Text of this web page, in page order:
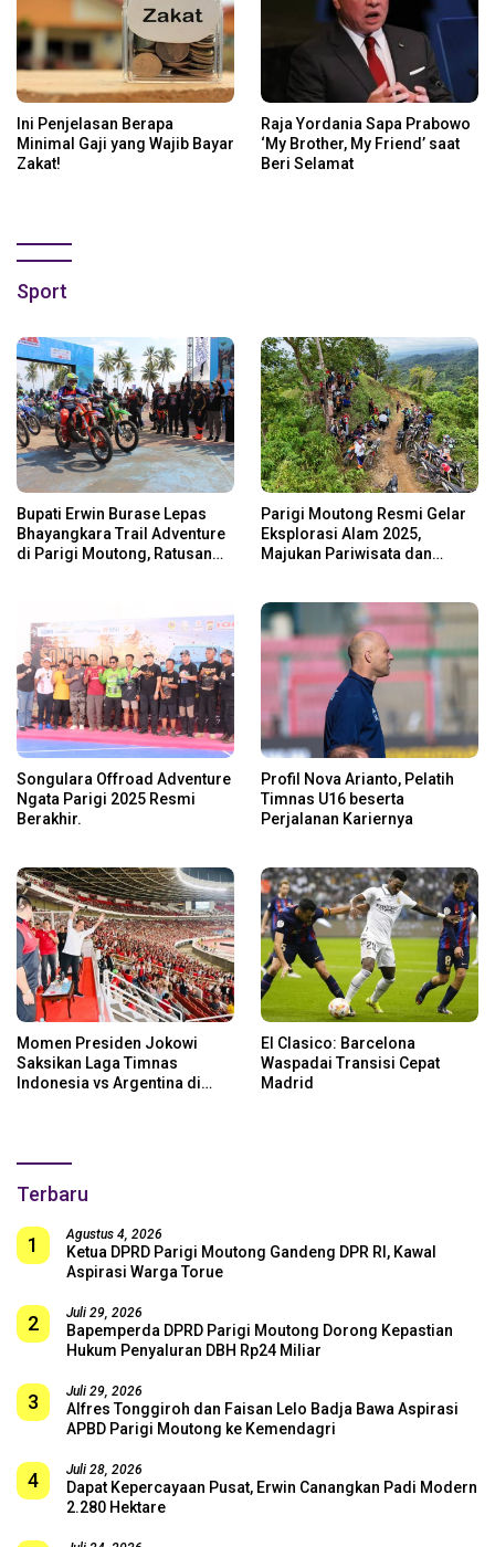
Ini Penjelasan Berapa
Minimal Gaji yang Wajib Bayar
Zakat!
Raja Yordania Sapa Prabowo
‘My Brother, My Friend’ saat
Beri Selamat
Sport
Bupati Erwin Burase Lepas
Bhayangkara Trail Adventure
di Parigi Moutong, Ratusan
Parigi Moutong Resmi Gelar
Eksplorasi Alam 2025,
Majukan Pariwisata dan
Songulara Offroad Adventure
Ngata Parigi 2025 Resmi
Berakhir.
Profil Nova Arianto, Pelatih
Timnas U16 beserta
Perjalanan Kariernya
Momen Presiden Jokowi
Saksikan Laga Timnas
Indonesia vs Argentina di
El Clasico: Barcelona
Waspadai Transisi Cepat
Madrid
Terbaru
1 Agustus 4, 2026
Ketua DPRD Parigi Moutong Gandeng DPR RI, Kawal
Aspirasi Warga Torue
2 Juli 29, 2026
Bapemperda DPRD Parigi Moutong Dorong Kepastian
Hukum Penyaluran DBH Rp24 Miliar
3 Juli 29, 2026
Alfres Tonggiroh dan Faisan Lelo Badja Bawa Aspirasi
APBD Parigi Moutong ke Kemendagri
4 Juli 28, 2026
Dapat Kepercayaan Pusat, Erwin Canangkan Padi Modern
2.280 Hektare